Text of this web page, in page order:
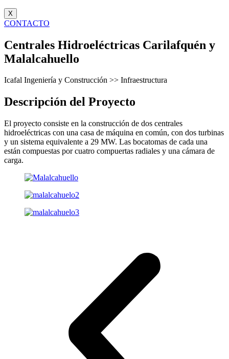
X
CONTACTO
Centrales Hidroeléctricas Carilafquén y
Malalcahuello
Icafal Ingeniería y Construcción >> Infraestructura
Descripción del Proyecto
El proyecto consiste en la construcción de dos centrales
hidroeléctricas con una casa de máquina en común, con dos turbinas
y un sistema equivalente a 29 MW. Las bocatomas de cada una
están compuestas por cuatro compuertas radiales y una cámara de
carga.